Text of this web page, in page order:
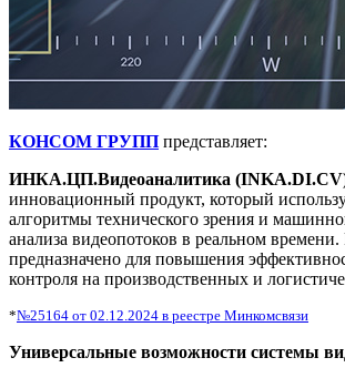
КОНСОМ ГРУПП представляет:
ИНКА.ЦП.Видеоаналитика
инновационный продукт, который
алгоритмы технического зрения и
анализа видеопотоков в реальном
предназначено для повышения
контроля на производственных и
*№25164 от 02.12.2024 в реестре Минкомсвязи
Универсальные возможности системы